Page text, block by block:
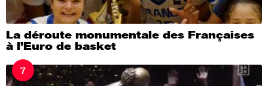
La déroute monumentale des Françaises
à l’Euro de basket
7